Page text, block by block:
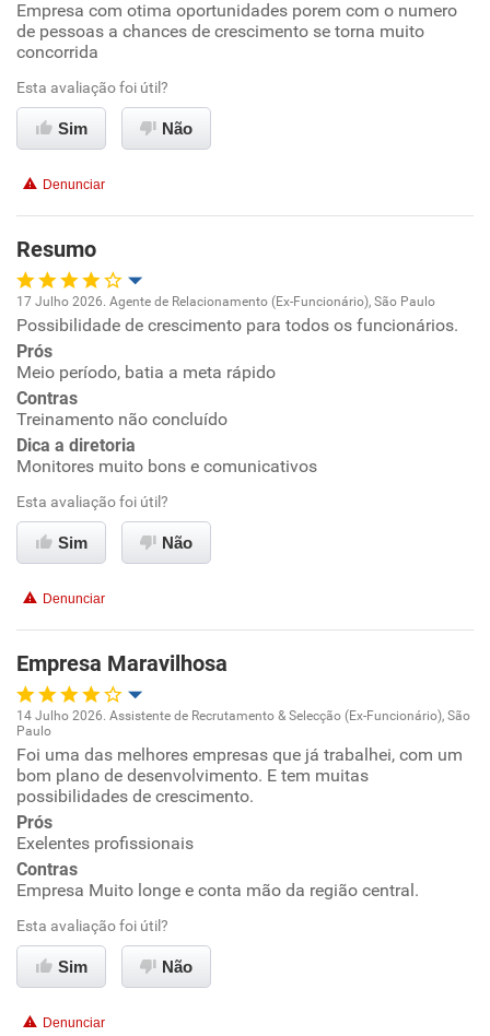
Ambiente de trabalho
Conciliação com a vida familiar
Não recomenda esta empresa
Empresa com otima oportunidades porem com o numero
de pessoas a chances de crescimento se torna muito
concorrida
Esta avaliação foi útil?
Sim Não
Denunciar
Resumo
Oportunidade de promoção
Ambiente de trabalho
Conciliação com a vida familiar
Recomenda esta empresa
17 Julho 2026. Agente de Relacionamento (Ex-Funcionário), São Paulo
Possibilidade de crescimento para todos os funcionários.
Prós
Meio período, batia a meta rápido
Contras
Treinamento não concluído
Dica a diretoria
Monitores muito bons e comunicativos
Esta avaliação foi útil?
Sim Não
Denunciar
Empresa Maravilhosa
Oportunidade de promoção
Ambiente de trabalho
Conciliação com a vida familiar
Benefícios
Recomenda esta empresa
Recomenda a diretoria
14 Julho 2026. Assistente de Recrutamento & Selecção (Ex-Funcionário), São
Paulo
Foi uma das melhores empresas que já trabalhei, com um
bom plano de desenvolvimento. E tem muitas
possibilidades de crescimento.
Prós
Exelentes profissionais
Contras
Empresa Muito longe e conta mão da região central.
Esta avaliação foi útil?
Sim Não
Denunciar